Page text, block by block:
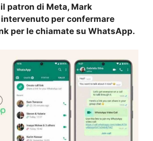
patron di Meta, Mark
per confermare
per le chiamate su WhatsApp.